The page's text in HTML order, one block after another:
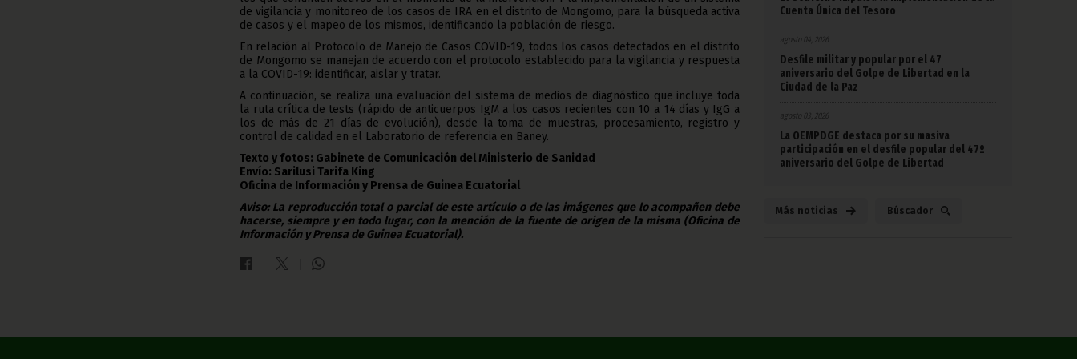
de vigilancia y monitoreo de los casos de IRA en el distrito de Mongomo, para la búsqueda activa
de casos y el mapeo de los mismos, identificando la población de riesgo.
En relación al Protocolo de Manejo de Casos COVID-19, todos los casos detectados en el distrito
de Mongomo se manejan de acuerdo con el protocolo establecido para la vigilancia y respuesta
a la COVID-19: identificar, aislar y tratar.
A continuación, se realiza una evaluación del sistema de medios de diagnóstico que incluye toda
la ruta crítica de tests (rápido de anticuerpos IgM a los casos recientes con 10 a 14 días y IgG a
los de más de 21 días de evolución), desde la toma de muestras, procesamiento, registro y
control de calidad en el Laboratorio de referencia en Baney.
Texto y fotos: Gabinete de Comunicación del Ministerio de Sanidad
Envío: Sarilusi Tarifa King
Oficina de Información y Prensa de Guinea Ecuatorial
Aviso: La reproducción total o parcial de este artículo o de las imágenes que lo acompañen debe
hacerse, siempre y en todo lugar, con la mención de la fuente de origen de la misma (Oficina de
Información y Prensa de Guinea Ecuatorial).
Cuenta Única del Tesoro
agosto 04, 2026
Desfile militar y popular por el 47
aniversario del Golpe de Libertad en la
Ciudad de la Paz
agosto 03, 2026
La OEMPDGE destaca por su masiva
participación en el desfile popular del 47º
aniversario del Golpe de Libertad
Más noticias Búscador